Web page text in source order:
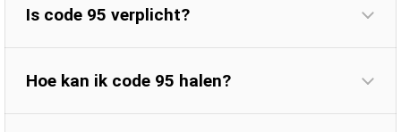
Is code 95 verplicht?
Hoe kan ik code 95 halen?